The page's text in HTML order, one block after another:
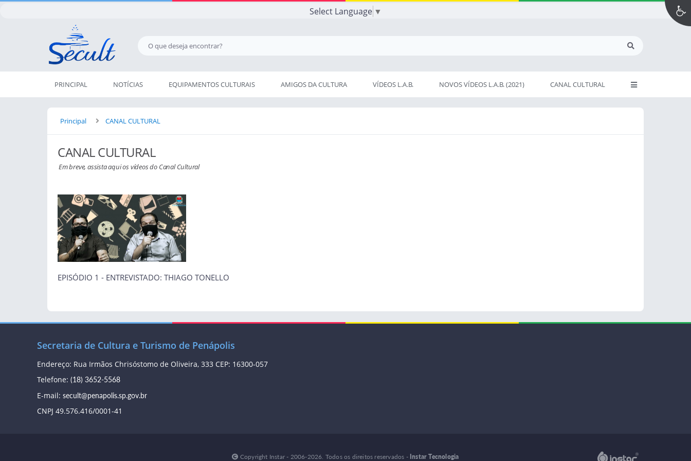
Select Language ▼
PRINCIPAL NOTÍCIAS EQUIPAMENTOS CULTURAIS AMIGOS DA CULTURA VÍDEOS L.A.B. NOVOS VÍDEOS L.A.B. (2021) CANAL CULTURAL
Principal CANAL CULTURAL
CANAL CULTURAL
Em breve, assista aqui os vídeos do Canal Cultural
EPISÓDIO 1 - ENTREVISTADO: THIAGO TONELLO
Secretaria de Cultura e Turismo de Penápolis
Endereço: Rua Irmãos Chrisóstomo de Oliveira, 333 CEP: 16300-057
Telefone: (18) 3652-5568
E-mail: secult@penapolis.sp.gov.br
CNPJ 49.576.416/0001-41
Copyright Instar - 2006-2026. Todos os direitos reservados - Instar Tecnologia